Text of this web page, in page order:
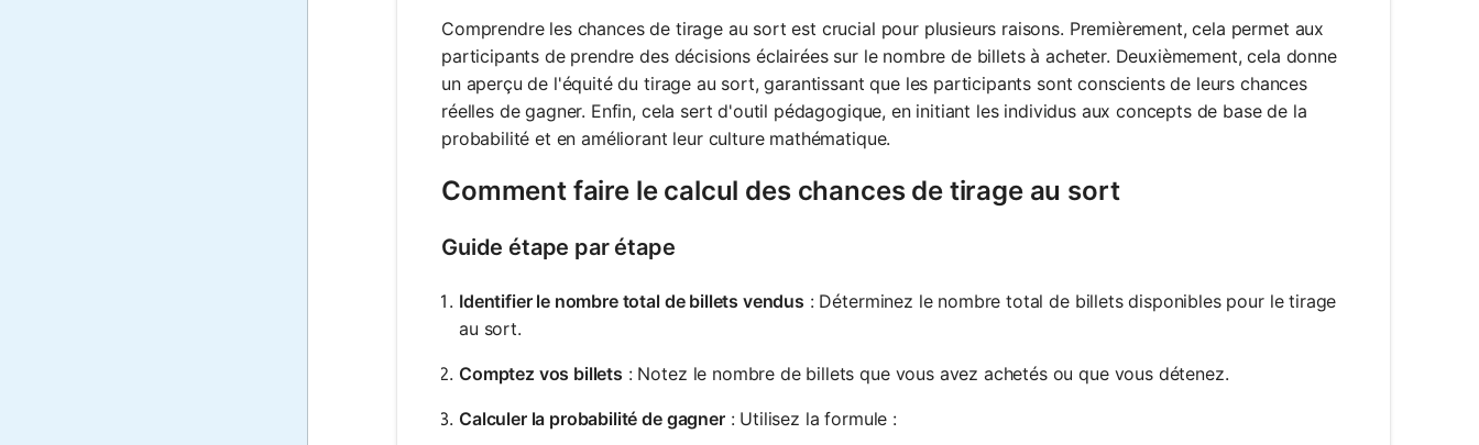
Comprendre les chances de tirage au sort est crucial pour plusieurs raisons. Premièrement, cela permet aux
participants de prendre des décisions éclairées sur le nombre de billets à acheter. Deuxièmement, cela donne
un aperçu de l'équité du tirage au sort, garantissant que les participants sont conscients de leurs chances
réelles de gagner. Enfin, cela sert d'outil pédagogique, en initiant les individus aux concepts de base de la
probabilité et en améliorant leur culture mathématique.
Comment faire le calcul des chances de tirage au sort
Guide étape par étape
Identifier le nombre total de billets vendus : Déterminez le nombre total de billets disponibles pour le tirage
au sort.
Comptez vos billets : Notez le nombre de billets que vous avez achetés ou que vous détenez.
Calculer la probabilité de gagner: Utilisez la formule :